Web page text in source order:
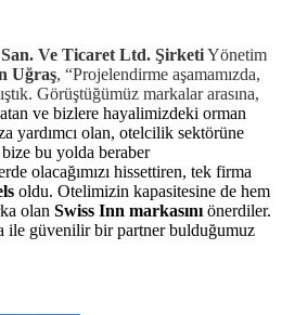
Ve Ticaret Ltd. ŞirketiYönetim
Uğraş, “Projelendirme aşamamızda,
Görüştüğümüz markalar arasına,
ve bizlere hayalimizdeki orman
yardımcı olan, otelcilik sektörüne
bu yolda beraber
olacağımızı hissettiren, tek firma
oldu. Otelimizin kapasitesine de hem
olan Swiss Inn markasını önerdiler.
ile güvenilir bir partner bulduğumuz